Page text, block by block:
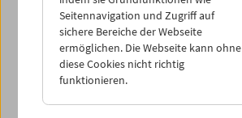
Do 26.5.
Seitennavigation und Zugriff auf
sichere Bereiche der Webseite
ermöglichen. Die Webseite kann ohne
diese Cookies nicht richtig
funktionieren.